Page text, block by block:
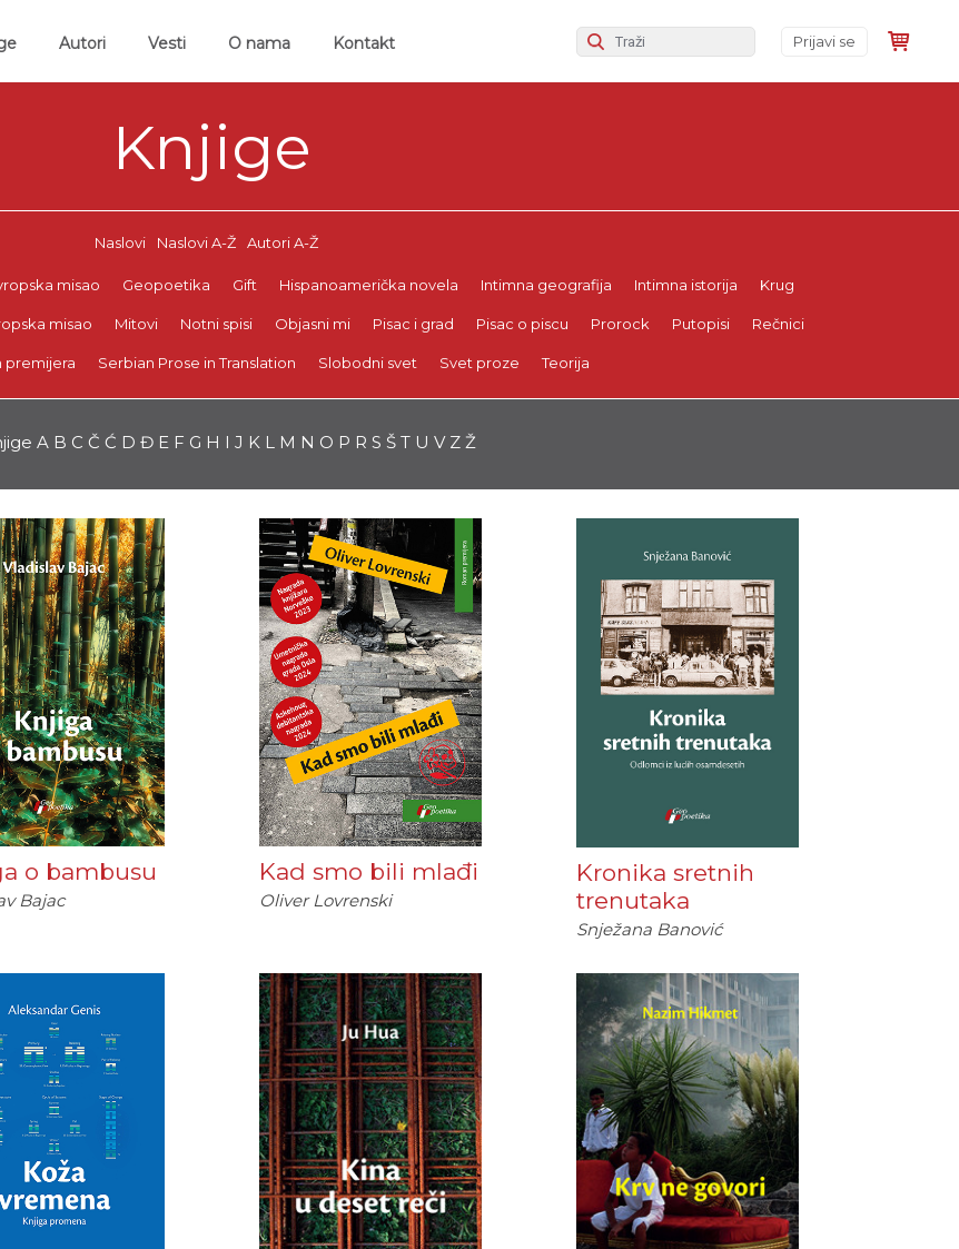
Autori Vesti O nama Kontakt Prijavi se
Knjige
Naslovi Naslovi A-Ž Autori A-Ž
misao Geopoetika Gift Hispanoamerička novela Intimna geografija Intimna istorija Krug
misao Mitovi Notni spisi Objasni mi Pisac i grad Pisac o piscu Prorock Putopisi Rečnici
premijera Serbian Prose in Translation Slobodni svet Svet proze Teorija
A B C Č Ć D Đ E F G H I J K L M N O P R S Š T U V Z Ž
o bambusu
Bajac
Kad smo bili mlađi
Oliver Lovrenski
Kronika sretnih
trenutaka
Snježana Banović